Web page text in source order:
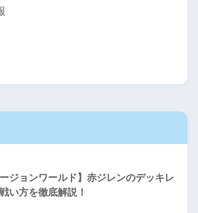
ージョンワールド】赤ジレンのデッキレ
い方を徹底解説！